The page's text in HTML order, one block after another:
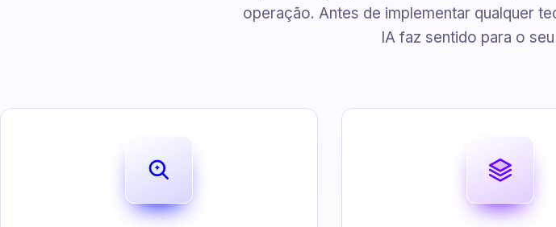
operação. Antes de implementar qualquer
IA faz sentido para o